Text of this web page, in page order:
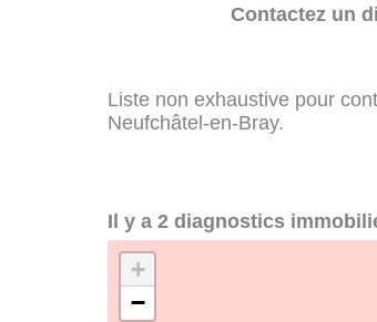
Contactez un
Liste non exhaustive pour
Neufchâtel-en-Bray.
Il y a 2 diagnostics
+
−